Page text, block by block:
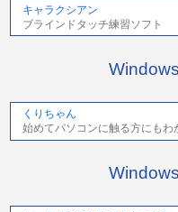
キャラクシアン
ブラインドタッチ練習ソフト
くりちゃん
始めてパソコンに触る方にもわ